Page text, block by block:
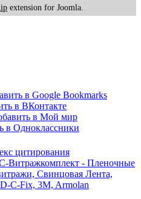
extension for Joomla.
Витражкомплект - Пленочные
Свинцовая Лента,
C-Fix, 3M, Armolan